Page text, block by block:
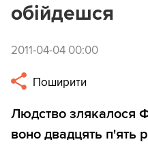
обійдешся
2011-04-04 00:00
Поширити
Людство злякалося
воно двадцять п'ять